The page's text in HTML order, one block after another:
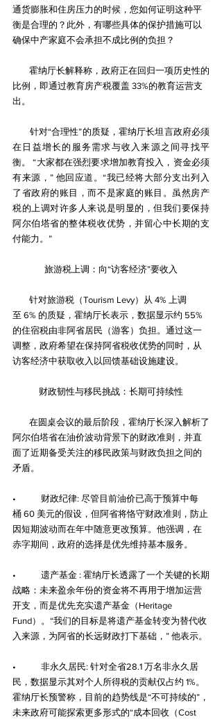
通货膨胀和住房压力的时候，您如何证明这种平
衡是合理的？此外，有哪些具体的保护措施可以
确保中产家庭不会承担不成比例的负担？
霍纳厅长解释称，政府正在回归一项历史性的
比例，即通过教育房产税覆盖 33%的教育运营支
出。
针对“合理性”的质疑，霍纳厅长坦言政府必须
在日益增长的服务需求与收入来源之间寻找平
衡。 “大家都在强烈要求增加教育投入，资金必须
有来源，” 他回应道。“我已经将大部分支出列入
了省政府的账目，而不是家庭的账目。虽然房产
税的上调对许多人来说是明显的，但我们要保持
阿尔伯塔省的整体税收优势，并留心中长期的支
付能力。”
旅游税上调：向“访客经济”要收入
针对旅游税（Tourism Levy）从 4% 上调
至 6% 的质疑，霍纳厅长表示，数据显示约 55%
的住宿税由非阿省居民（游客）负担。通过这一
调整，政府希望在保持阿省税收优势的同时，从
访客经济中获取收入以回馈基础设施建设。
财政韧性与移民挑战：长期可持续性
在圆桌会议的最后阶段，霍纳厅长深入解析了
阿尔伯塔省在油价波动背景下的财政准则，并直
面了近期备受关注的移民政策与财政负担之间的
矛盾。
•            财政纪律: 尽管目前油价已高于预算中每
桶 60 美元的假设，但阿省将恪守财政准则，防止
因短期波动而在年中随意更改预算。他强调，在
赤字期间，政府的选择是优先维持基本服务。
•            遗产基金 : 霍纳厅长透露了一个关键的长期
战略：未来盈余年份的资金将不再用于增加运营
开支，而是优先充实遗产基金（Heritage
Fund）。“我们的目标是将遗产基金转变为替代收
入来源，为阿省的长远财政打下基础，” 他表示。
•            非永久居民: 针对全省28.1 万名非永久居
民，数据显示其对个人所得税的贡献仅占约 1%。
霍纳厅长预警称，目前的趋势线是“不可持续的”，
未来政府可能探索更多形式的“成本回收（Cost